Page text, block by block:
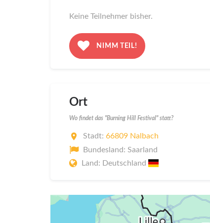
Keine Teilnehmer bisher.
NIMM TEIL!
Ort
Wo findet das "Burning Hill Festival" statt?
Stadt: 66809 Nalbach
Bundesland: Saarland
Land: Deutschland